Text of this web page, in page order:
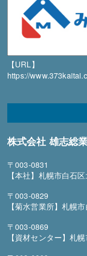
【URL】
https://
株式会社 雄志総
〒003-0831
【本社】札幌市白石
〒003-0829
【菊水営業所】札幌
〒003-0869
【資材センター】札